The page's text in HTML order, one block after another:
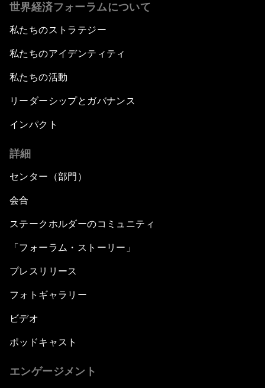
世界経済フォーラムについて
私たちのストラテジー
私たちのアイデンティティ
私たちの活動
リーダーシップとガバナンス
インパクト
詳細
センター（部門）
会合
ステークホルダーのコミュニティ
「フォーラム・ストーリー」
プレスリリース
フォトギャラリー
ビデオ
ポッドキャスト
エンゲージメント